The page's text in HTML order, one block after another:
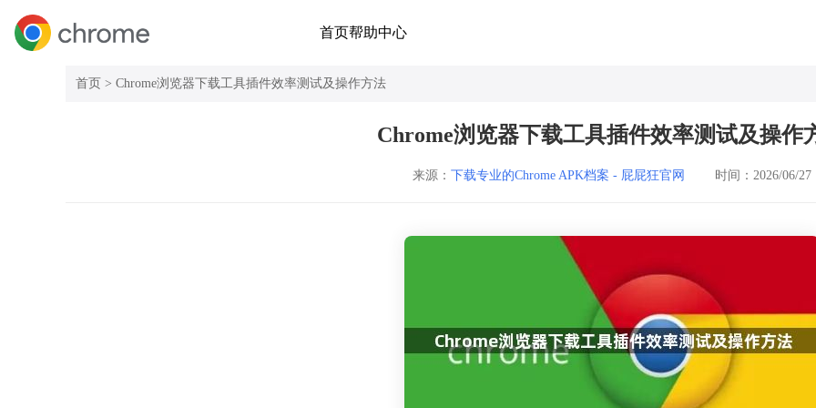
首页帮助中心
首页 > Chrome浏览器下载工具插件效率测试及操作方法
Chrome浏览器下载工具插件效率测试及操作
来源：下载专业的Chrome APK档案 - 屁屁狂官网 时间：2026/06/27